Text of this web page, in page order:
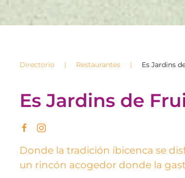
Directorio Restaurantes Es Jardins
Es Jardins de
Donde la tradición ibicenca se
un rincón acogedor donde la